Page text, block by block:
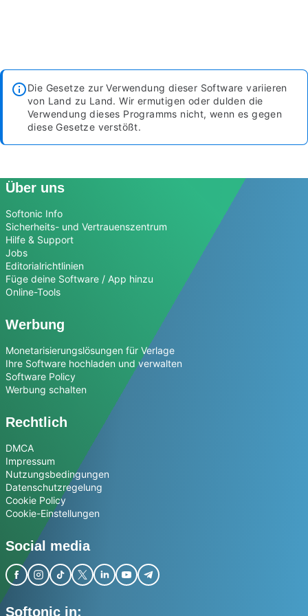
Die Gesetze zur Verwendung dieser Software variieren
von Land zu Land. Wir ermutigen oder dulden die
Verwendung dieses Programms nicht, wenn es gegen
diese Gesetze verstößt.
Über uns
Softonic Info
Sicherheits- und Vertrauenszentrum
Hilfe & Support
Jobs
Editorialrichtlinien
Füge deine Software / App hinzu
Online-Tools
Werbung
Monetarisierungslösungen für Verlage
Ihre Software hochladen und verwalten
Software Policy
Werbung schalten
Rechtlich
DMCA
Impressum
Nutzungsbedingungen
Datenschutzregelung
Cookie Policy
Cookie-Einstellungen
Social media
Softonic in: